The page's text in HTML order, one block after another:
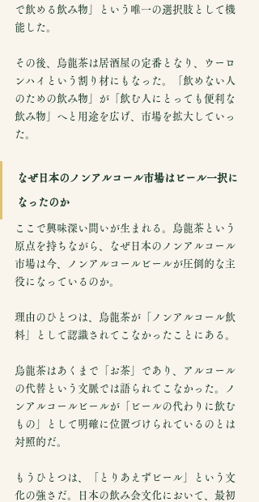
で飲める飲み物」という唯一の選択肢として機
能した。
その後、烏龍茶は居酒屋の定番となり、ウーロ
ンハイという割り材にもなった。「飲めない人
のための飲み物」が「飲む人にとっても便利な
飲み物」へと用途を広げ、市場を拡大していっ
た。
なぜ日本のノンアルコール市場はビール一択に
なったのか
ここで興味深い問いが生まれる。烏龍茶という
原点を持ちながら、なぜ日本のノンアルコール
市場は今、ノンアルコールビールが圧倒的な主
役になっているのか。
理由のひとつは、烏龍茶が「ノンアルコール飲
料」として認識されてこなかったことにある。
烏龍茶はあくまで「お茶」であり、アルコール
の代替という文脈では語られてこなかった。ノ
ンアルコールビールが「ビールの代わりに飲む
もの」として明確に位置づけられているのとは
対照的だ。
もうひとつは、「とりあえずビール」という文
化の強さだ。日本の飲み会文化において、最初